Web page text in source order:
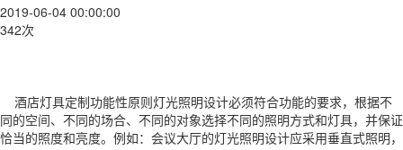
2019-06-04 00:00:00
342次
酒店灯具定制功能性原则灯光照明设计必须符合功能的要求，根据不
同的空间、不同的场合、不同的对象选择不同的照明方式和灯具，并保证
恰当的照度和亮度。例如：会议大厅的灯光照明设计应采用垂直式照明，